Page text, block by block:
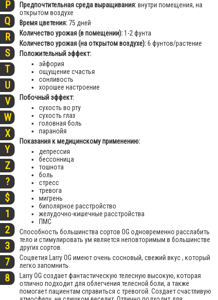
P
Q
R
S
T
U
V
W
X
Y
Z
?
$
1
2
3
7
8
Предпочтительная среда выращивания:внутри помещения, на
открытом воздухе
Время цветения: 75 дней
Количество урожая (в помещении):1-2 фунта
Количество урожая (на открытом воздухе):6 фунтов/растение
Положительный эффект:
эйфория
ощущение счастья
сонливость
хорошее настроение
Побочный эффект:
сухость во рту
сухость глаз
головная боль
паранойя
Показания к медицинскому применению:
депрессия
бессонница
тошнота
боль
стресс
тревога
мигрень
биполярное расстройство
желудочно-кишечные расстройства
ПМС
Способность большинства сортов OG одновременно расслабить
тело и стимулировать ум является неповторимым в большинстве
других сортов.
Соцветия Larry OG имеют очень сосновый, свежий вкус , который
легко запомнить.
Larry OG создает фантастическую телесную высокую, которая
отлично подходит для облегчения телесной боли, а также
помогает пациентам справиться с тревогой. Создает счастливую